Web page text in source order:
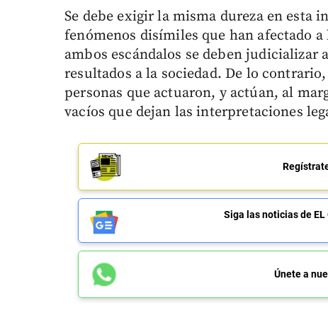
Se debe exigir la misma dureza en esta
fenómenos disímiles que han afectado
ambos escándalos se deben judicializar
resultados a la sociedad. De lo
personas que actuaron, y actúan, al
vacíos que dejan las interpretaciones
Siga las noticias de EL
Únete a